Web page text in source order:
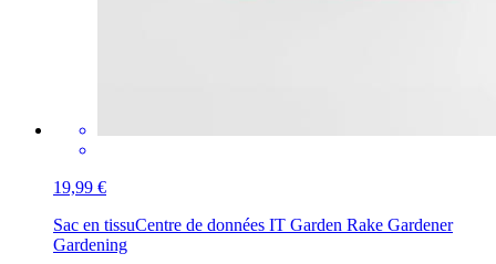
19,99 €
Sac en tissuCentre de données IT Garden Rake Gardener
Gardening